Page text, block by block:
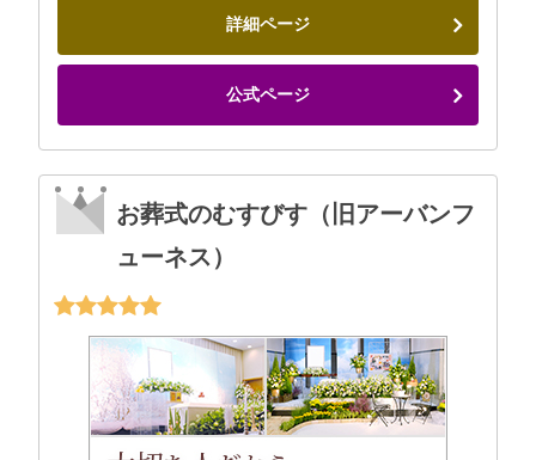
詳細ページ
公式ページ
お葬式のむすびす（旧アーバンフ
ューネス）